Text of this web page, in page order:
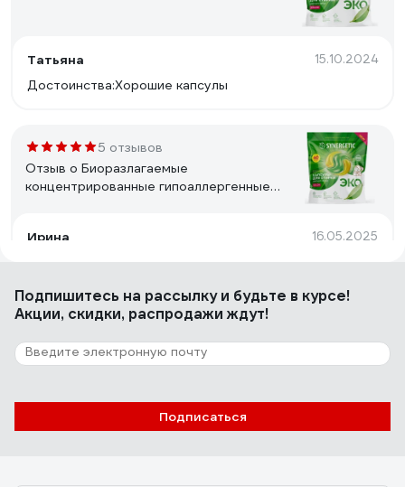
Татьяна 15.10.2024
Достоинства:Хорошие капсулы
5 отзывов
Отзыв о Биоразлагаемые
концентрированные гипоаллергенные
Ирина
16.05.2025
Хорошее качество
8 отзывов
Отзыв о SYNERGETIC COLOR 109817
Подпишитесь на рассылкуи будьте в курсе!
Акции, скидки, распродажи ждут!
Подписаться